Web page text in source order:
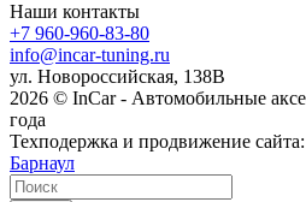
Наши контакты
+7 960-960-83-80
info@incar-tuning.ru
ул. Новороссийская, 138В
2026 © InCar - Автомобильные
года
Техподержка и продвижение сайта:
Барнаул